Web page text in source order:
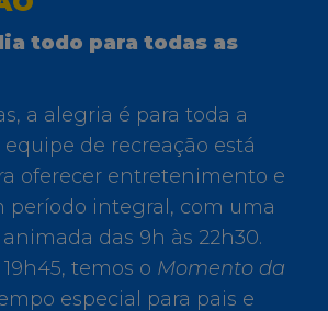
todo para todas as
a alegria é para toda a
de recreação está
oferecer entretenimento e
período integral, com uma
das 9h às 22h30.
temos o Momento da
especial para pais e